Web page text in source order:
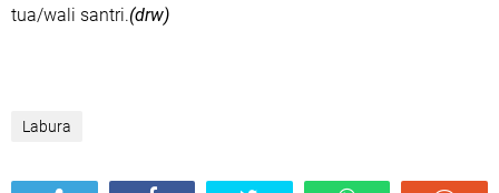
tua/wali santri.(drw)
Labura